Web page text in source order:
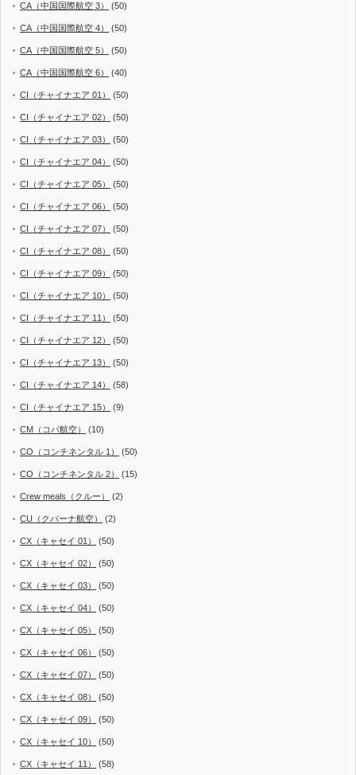
CA（中国国際航空 3） (50)
CA（中国国際航空 4） (50)
CA（中国国際航空 5） (50)
CA（中国国際航空 6） (40)
CI（チャイナエア 01） (50)
CI（チャイナエア 02） (50)
CI（チャイナエア 03） (50)
CI（チャイナエア 04） (50)
CI（チャイナエア 05） (50)
CI（チャイナエア 06） (50)
CI（チャイナエア 07） (50)
CI（チャイナエア 08） (50)
CI（チャイナエア 09） (50)
CI（チャイナエア 10） (50)
CI（チャイナエア 11） (50)
CI（チャイナエア 12） (50)
CI（チャイナエア 13） (50)
CI（チャイナエア 14） (58)
CI（チャイナエア 15） (9)
CM（コパ航空） (10)
CO（コンチネンタル 1） (50)
CO（コンチネンタル 2） (15)
Crew meals（クルー） (2)
CU（クバーナ航空） (2)
CX（キャセイ 01） (50)
CX（キャセイ 02） (50)
CX（キャセイ 03） (50)
CX（キャセイ 04） (50)
CX（キャセイ 05） (50)
CX（キャセイ 06） (50)
CX（キャセイ 07） (50)
CX（キャセイ 08） (50)
CX（キャセイ 09） (50)
CX（キャセイ 10） (50)
CX（キャセイ 11） (58)